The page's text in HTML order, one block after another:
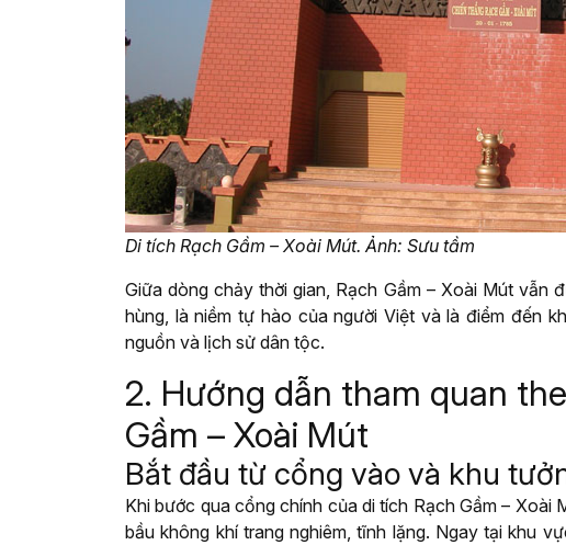
Di tích Rạch Gầm – Xoài Mút. Ảnh: Sưu tầm
Giữa dòng chảy thời gian, Rạch Gầm – Xoài Mút vẫn
hùng, là niềm tự hào của người Việt và là điểm đến
nguồn và lịch sử dân tộc.
2. Hướng dẫn tham quan
Gầm – Xoài Mút
Bắt đầu từ cổng vào và khu
Khi bước qua cổng chính của di tích Rạch Gầm –
bầu không khí trang nghiêm, tĩnh lặng. Ngay tại khu